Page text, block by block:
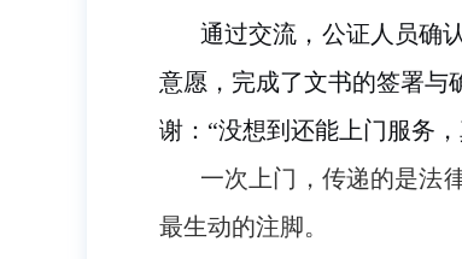
通过交流，公证人员确
意愿，完成了文书的签署与
谢：“没想到还能上门服务
一次上门，传递的是法
最生动的注脚。